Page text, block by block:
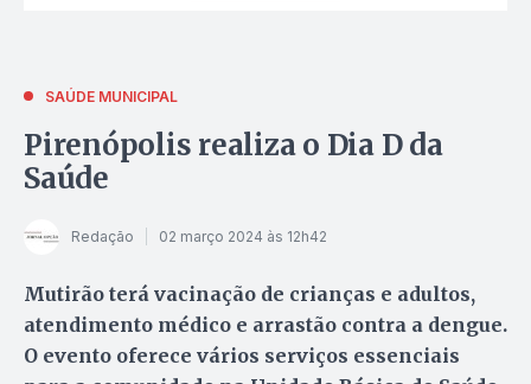
SAÚDE MUNICIPAL
Pirenópolis realiza o Dia D da
Saúde
Redação 02 março 2024 às 12h42
Mutirão terá vacinação de crianças e adultos,
atendimento médico e arrastão contra a dengue.
O evento oferece vários serviços essenciais